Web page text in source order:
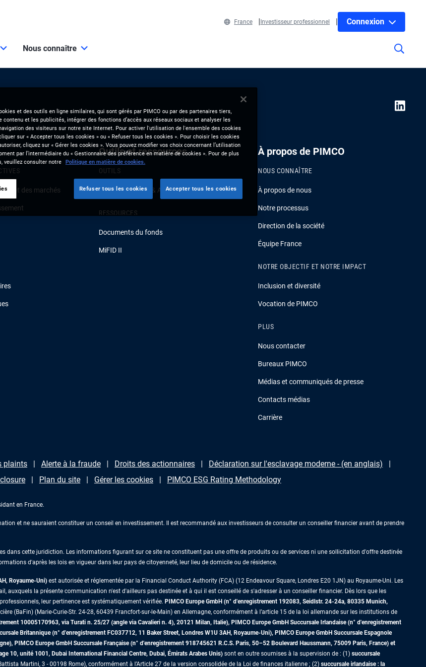
France Investisseur professionnel Connexion
Nous connaître
et des marchés
Outils et ressources
OUTILS
Clients Solutions & Analytics
RESSOURCES
Documents du fonds
MiFID II
À propos de PIMCO
NOUS CONNAÎTRE
À propos de nous
Notre processus
Direction de la société
Équipe France
NOTRE OBJECTIF ET NOTRE IMPACT
Inclusion et diversité
Vocation de PIMCO
PLUS
Nous contacter
Bureaux PIMCO
Médias et communiqués de presse
Contacts médias
Carrière
plaints Alerte à la fraude Droits des actionnaires
Déclaration sur l'esclavage moderne - (en anglais)
Plan du site Gérer les cookies PIMCO ESG Rating Methodology
en France.
et ne sauraient constituer un conseil en investissement. Il est recommandé aux investisseurs de consulter un conseiller financier avant de prendre
dans cette juridiction. Les informations figurant sur ce site ne constituent pas une offre de produits ou de services ni une sollicitation d'offre destinée
d'après les lois en vigueur dans leur pays de citoyenneté, leur lieu de domicile ou de résidence.
Royaume-Uni) est autorisée et réglementée par la Financial Conduct Authority (FCA) (12 Endeavour Square, Londres E20 1JN) au Royaume-Uni. Les
auxquels la présente communication n'est d'ailleurs pas destinée et à qui il est conseillé de s'adresser à un conseiller financier. Dès lors que les
leur pertinence est systématiquement vérifiée. PIMCO Europe GmbH (n° d'enregistrement 192083, Seidlstr. 24-24a, 80335 Munich,
(BaFin) (Marie-Curie-Str. 24-28, 60439 Francfort-sur-le-Main) en Allemagne, conformément à l’article 15 de la loi allemande sur les institutions de
10005170963, via Turati n. 25/27 (angle via Cavalieri n. 4), 20121 Milan, Italie), PIMCO Europe GmbH Succursale Irlandaise (n° d'enregistrement
Britannique (n° d'enregistrement FC037712, 11 Baker Street, Londres W1U 3AH, Royaume-Uni), PIMCO Europe GmbH Succursale Espagnole
PIMCO Europe GmbH Succursale Française (n° d'enregistrement 918745621 R.C.S. Paris, 50–52 Boulevard Haussmann, 75009 Paris, France) et
10, unité 1001, Dubai International Financial Centre, Dubai, Émirats Arabes Unis) sont en outre soumises à la supervision de : (1) succursale
Martini, 3 - 00198 Rome), conformément à l’Article 27 de la version consolidée de la Loi de finances italienne ; (2) succursale irlandaise : la
et des outils en ligne similaires, qui sont gérés par PIMCO ou par des partenaires tiers,
contenu et les publicités, intégrer des fonctions d’accès aux réseaux sociaux et analyser les
des visiteurs sur notre site Internet. Pour activer l'utilisation de l'ensemble des cookies
sur « Accepter tous les cookies » ou « Refuser tous les cookies ». Pour choisir les cookies
cliquez sur « Gérer les cookies ». Vous pouvez modifier vos choix concernant l’utilisation
par l’intermédiaire du « Gestionnaire des préférence en matière de cookies ». Pour de plus
veuillez consulter notre Politique en matière de cookies.
Refuser tous les cookies Accepter tous les cookies